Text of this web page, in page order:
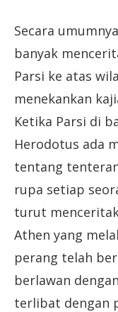
Secara
banyak
Parsi ke atas
menekankan
Ketika Parsi di
Herodotus ada
tentang
rupa setiap
turut
Athen yang
perang telah
berlawan
terlibat dengan